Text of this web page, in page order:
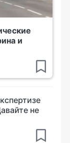
и
не